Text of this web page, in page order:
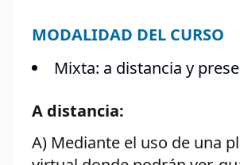
MODALIDAD DEL CURSO
Mixta: a distancia y
A distancia:
A) Mediante el uso de una